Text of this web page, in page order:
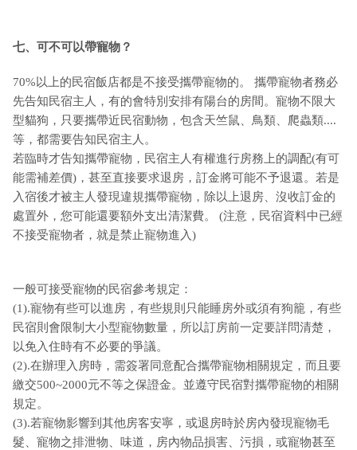
七、可不可以帶寵物？
70%以上的民宿飯店都是不接受攜帶寵物的。 攜帶寵物者務必
先告知民宿主人，有的會特別安排有陽台的房間。寵物不限大
型貓狗，只要攜帶近民宿動物，包含天竺鼠、鳥類、爬蟲類....
等，都需要告知民宿主人。
若臨時才告知攜帶寵物，民宿主人有權進行房務上的調配(有可
能需補差價)，甚至直接要求退房，訂金將可能不予退還。若是
入宿後才被主人發現違規攜帶寵物，除以上退房、沒收訂金的
處置外，您可能還要額外支出清潔費。 (注意，民宿資料中已經
不接受寵物者，就是禁止寵物進入)
一般可接受寵物的民宿參考規定：
(1).寵物有些可以進房，有些規則只能睡房外或須有狗籠，有些
民宿則會限制大小型寵物數量，所以訂房前一定要詳問清楚，
以免入住時有不必要的爭議。
(2).在辦理入房時，需簽署同意配合攜帶寵物相關規定，而且要
繳交500~2000元不等之保證金。並遵守民宿對攜帶寵物的相關
規定。
(3).若寵物影響到其他房客安寧，或退房時於房內發現寵物毛
髮、寵物之排泄物、味道，房內物品損害、污損，或寵物甚至